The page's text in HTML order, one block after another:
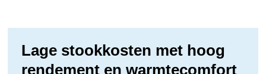
Lage stookkosten met hoog
rendement en warmtecomfort